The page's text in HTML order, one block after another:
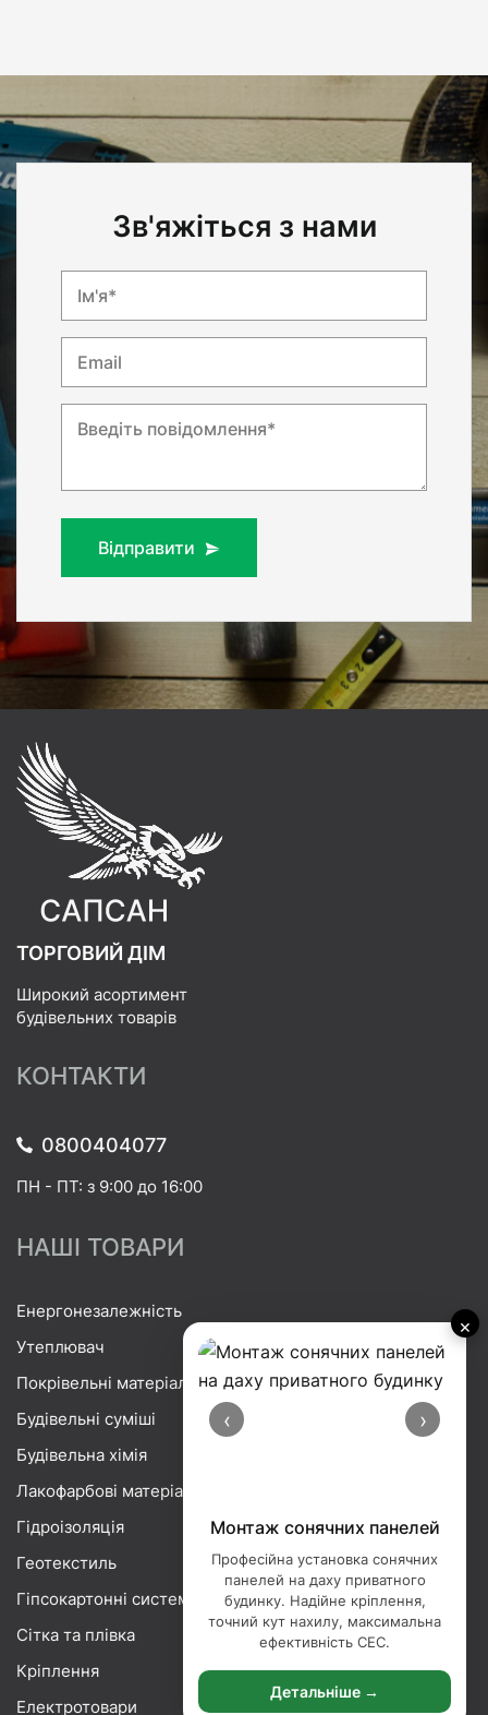
×
‹ ›
Монтаж сонячних панелей
Професійна установка сонячних
панелей на даху приватного
будинку. Надійне кріплення,
точний кут нахилу, максимальна
ефективність СЕС.
Детальніше →
Зв'яжіться з нами
Ім'я*
Email
Введіть повідомлення*
Відправити
ТОРГОВИЙ ДІМ
Широкий асортимент
будівельних товарів
КОНТАКТИ
0800404077
ПН - ПТ: з 9:00 до 16:00
НАШІ ТОВАРИ
Енергонезалежність
Утеплювач
Покрівельні матеріали
Будівельні суміші
Будівельна хімія
Лакофарбові матеріали
Гідроізоляція
Геотекстиль
Гіпсокартонні системи
Сітка та плівка
Кріплення
Електротовари